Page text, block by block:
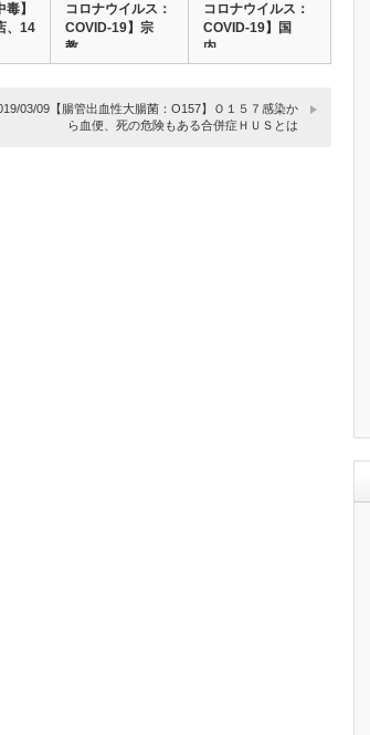
】
、14
コロナウイルス：
COVID-19】宗
教…
コロナウイルス：
COVID-19】国
内…
03/09【腸管出血性大腸菌：O157】Ｏ１５７感染か
ら血便、死の危険もある合併症ＨＵＳとは